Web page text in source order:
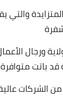
ورجال
باتت متوافرة
من الشركات